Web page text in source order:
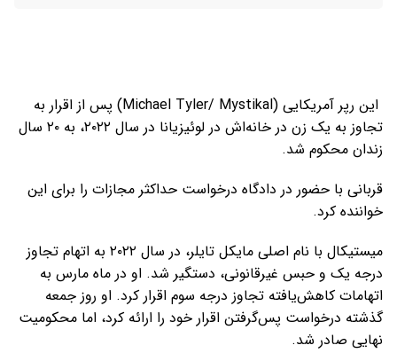
این رپر آمریکایی (Michael Tyler/ Mystikal) پس از اقرار به
تجاوز به یک زن در خانه‌اش در لوئیزیانا در سال ۲۰۲۲، به ۲۰ سال
زندان محکوم شد.
قربانی با حضور در دادگاه درخواست حداکثر مجازات را برای این
خواننده کرد.
میستیکال با نام اصلی مایکل تایلر، در سال ۲۰۲۲ به اتهام تجاوز
درجه یک و حبس غیرقانونی، دستگیر شد. او در ماه مارس به
اتهامات کاهش‌یافته تجاوز درجه سوم اقرار کرد. او روز جمعه
گذشته درخواست پس‌گرفتن اقرار خود را ارائه کرد، اما محکومیت
نهایی صادر شد.